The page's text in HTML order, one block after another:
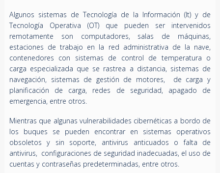
Algunos sistemas de Tecnología de la Información (It) y de
Tecnología Operativa (OT) que pueden ser intervenidos
remotamente son computadores, salas de máquinas,
estaciones de trabajo en la red administrativa de la nave,
contenedores con sistemas de control de temperatura o
carga especializada que se rastrea a distancia, sistemas de
navegación, sistemas de gestión de motores, de carga y
planificación de carga, redes de seguridad, apagado de
emergencia, entre otros.
Mientras que algunas vulnerabilidades cibernéticas a bordo de
los buques se pueden encontrar en sistemas operativos
obsoletos y sin soporte, antivirus anticuados o falta de
antivirus, configuraciones de seguridad inadecuadas, el uso de
cuentas y contraseñas predeterminadas, entre otros.